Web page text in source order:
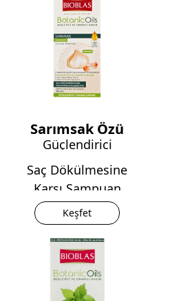
Sarımsak Özü
Güçlendirici
Saç Dökülmesine
Karşı Şampuan
Keşfet